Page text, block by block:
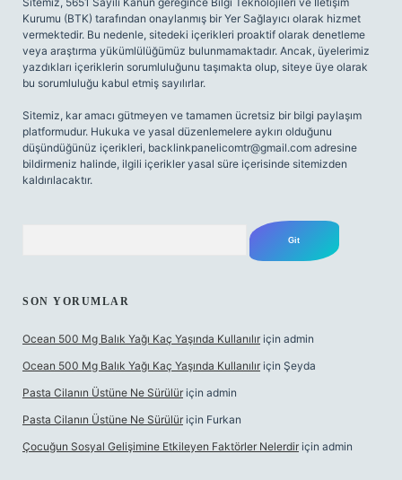
Kurumu (BTK) tarafından onaylanmış bir Yer Sağlayıcı olarak hizmet
vermektedir. Bu nedenle, sitedeki içerikleri proaktif olarak denetleme
veya araştırma yükümlülüğümüz bulunmamaktadır. Ancak, üyelerimiz
yazdıkları içeriklerin sorumluluğunu taşımakta olup, siteye üye olarak
bu sorumluluğu kabul etmiş sayılırlar.
Sitemiz, kar amacı gütmeyen ve tamamen ücretsiz bir bilgi paylaşım
platformudur. Hukuka ve yasal düzenlemelere aykırı olduğunu
düşündüğünüz içerikleri, backlinkpanelicomtr@gmail.com adresine
bildirmeniz halinde, ilgili içerikler yasal süre içerisinde sitemizden
kaldırılacaktır.
SON YORUMLAR
Ocean 500 Mg Balık Yağı Kaç Yaşında Kullanılır için admin
Ocean 500 Mg Balık Yağı Kaç Yaşında Kullanılır için Şeyda
Pasta Cilanın Üstüne Ne Sürülür için admin
Pasta Cilanın Üstüne Ne Sürülür için Furkan
Çocuğun Sosyal Gelişimine Etkileyen Faktörler Nelerdir için admin